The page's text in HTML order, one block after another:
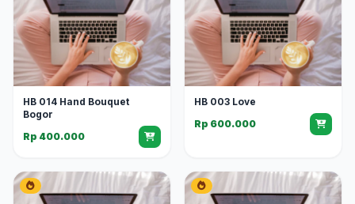
HB 014 Hand Bouquet
Bogor
Rp 400.000
HB 003 Love
Rp 600.000